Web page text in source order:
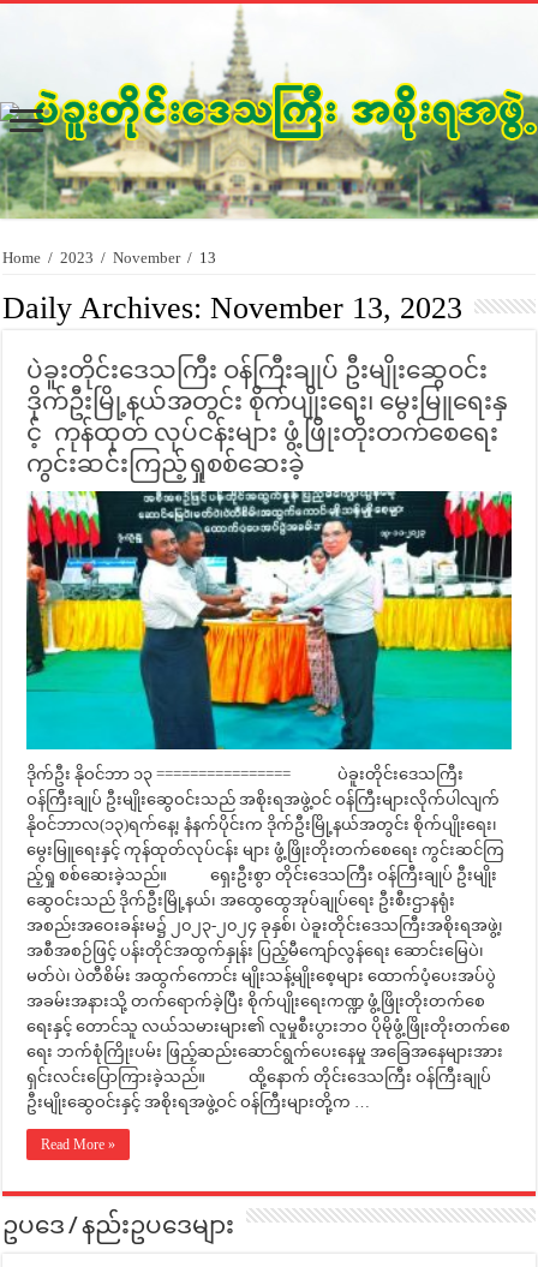
Home / 2023 / November / 13
Daily Archives:November 13, 2023
ပဲခူးတိုင်းဒေသကြီး ဝန်ကြီးချုပ် ဦးမျိုးဆွေဝင်း
ဒိုက်ဦးမြို့နယ်အတွင်း စိုက်ပျိုးရေး၊ မွေးမြူရေးနှ
င့် ကုန်ထုတ် လုပ်ငန်းများ ဖွံ့ဖြိုးတိုးတက်စေရေး
ကွင်းဆင်းကြည့်ရှုစစ်ဆေးခဲ့
ဒိုက်ဦး နိုဝင်ဘာ ၁၃ ================ ပဲခူးတိုင်းဒေသကြီး
ဝန်ကြီးချုပ် ဦးမျိုးဆွေဝင်းသည် အစိုးရအဖွဲ့ဝင် ဝန်ကြီးများလိုက်ပါလျက်
နိုဝင်ဘာလ(၁၃)ရက်နေ့၊ နံနက်ပိုင်းက ဒိုက်ဦးမြို့နယ်အတွင်း စိုက်ပျိုးရေး၊
မွေးမြူရေးနှင့် ကုန်ထုတ်လုပ်ငန်း များ ဖွံ့ဖြိုးတိုးတက်စေရေး ကွင်းဆင်ကြ
ည့်ရှု စစ်ဆေးခဲ့သည်။ ရှေးဦးစွာ တိုင်းဒေသကြီး ဝန်ကြီးချုပ် ဦးမျိုး
ဆွေဝင်းသည် ဒိုက်ဦးမြို့နယ်၊ အထွေထွေအုပ်ချုပ်ရေး ဦးစီးဌာနရုံး
အစည်းအဝေးခန်းမ၌ ၂၀၂၃-၂၀၂၄ ခုနှစ်၊ ပဲခူးတိုင်းဒေသကြီးအစိုးရအဖွဲ့၊
အစီအစဉ်ဖြင့် ပန်းတိုင်အထွက်နှုန်း ပြည့်မီကျော်လွန်ရေး ဆောင်းမြေပဲ၊
မတ်ပဲ၊ ပဲတီစိမ်း အထွက်ကောင်း မျိုးသန့်မျိုးစေ့များ ထောက်ပံ့ပေးအပ်ပွဲ
အခမ်းအနားသို့ တက်ရောက်ခဲ့ပြီး စိုက်ပျိုးရေးကဏ္ဍ ဖွံ့ဖြိုးတိုးတက်စေ
ရေးနှင့် တောင်သူ လယ်သမားများ၏ လူမှုစီးပွားဘဝ ပိုမိုဖွံ့ဖြိုးတိုးတက်စေ
ရေး ဘက်စုံကြိုးပမ်း ဖြည့်ဆည်းဆောင်ရွက်ပေးနေမှု အခြေအနေများအား
ရှင်းလင်းပြောကြားခဲ့သည်။ ထို့နောက် တိုင်းဒေသကြီး ဝန်ကြီးချုပ်
ဦးမျိုးဆွေဝင်းနှင့် အစိုးရအဖွဲ့ဝင် ဝန်ကြီးများတို့က …
Read More »
ဥပဒေ / နည်းဥပဒေများ